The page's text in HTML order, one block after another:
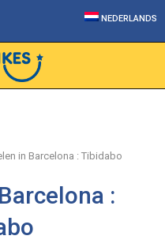
NEDERLANDS
in Barcelona : Tibidabo
: